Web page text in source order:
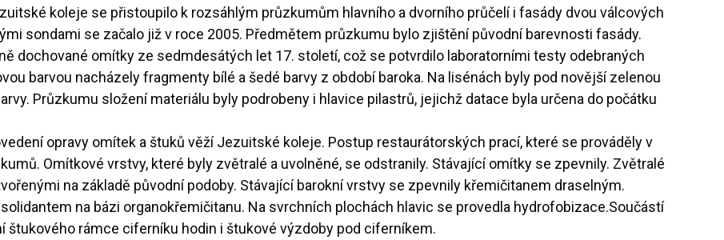
koleje se přistoupilo k rozsáhlým průzkumům hlavního a dvorního průčelí i fasády dvou válcových
sondami se začalo již v roce 2005. Předmětem průzkumu bylo zjištění původní barevnosti fasády.
dochované omítky ze sedmdesátých let 17. století, což se potvrdilo laboratorními testy odebraných
barvou nacházely fragmenty bílé a šedé barvy z období baroka. Na lisénách byly pod novější zelenou
Průzkumu složení materiálu byly podrobeny i hlavice pilastrů, jejichž datace byla určena do počátku
opravy omítek a štuků věží Jezuitské koleje. Postup restaurátorských prací, které se prováděly v
Omítkové vrstvy, které byly zvětralé a uvolněné, se odstranily. Stávající omítky se zpevnily. Zvětralé
na základě původní podoby. Stávající barokní vrstvy se zpevnily křemičitanem draselným.
na bázi organokřemičitanu. Na svrchních plochách hlavic se provedla hydrofobizace.Součástí
štukového rámce ciferníku hodin i štukové výzdoby pod ciferníkem.